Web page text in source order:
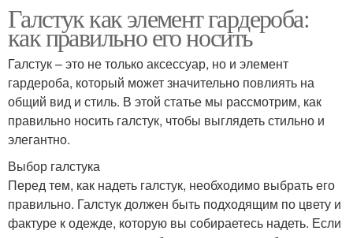
Галстук как элемент гардероба:
как правильно его носить
Галстук – это не только аксессуар, но и элемент
гардероба, который может значительно повлиять на
общий вид и стиль. В этой статье мы рассмотрим, как
правильно носить галстук, чтобы выглядеть стильно и
элегантно.
Выбор галстука
Перед тем, как надеть галстук, необходимо выбрать его
правильно. Галстук должен быть подходящим по цвету и
фактуре к одежде, которую вы собираетесь надеть. Если